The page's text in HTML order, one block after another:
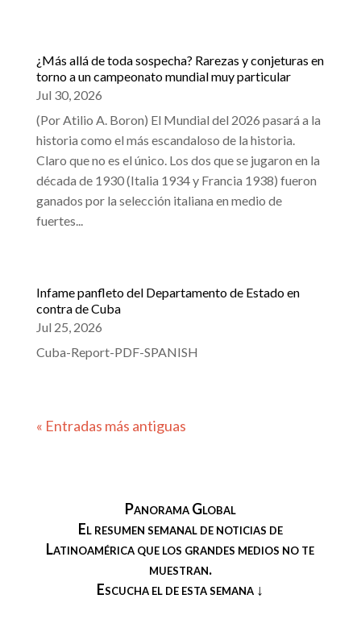
¿Más allá de toda sospecha? Rarezas y conjeturas en
torno a un campeonato mundial muy particular
Jul 30, 2026
(Por Atilio A. Boron) El Mundial del 2026 pasará a la
historia como el más escandaloso de la historia.
Claro que no es el único. Los dos que se jugaron en la
década de 1930 (Italia 1934 y Francia 1938) fueron
ganados por la selección italiana en medio de
fuertes...
Infame panfleto del Departamento de Estado en
contra de Cuba
Jul 25, 2026
Cuba-Report-PDF-SPANISH
« Entradas más antiguas
Panorama Global
El resumen semanal de noticias de
Latinoamérica que los grandes medios no te
muestran.
Escucha el de esta semana ↓